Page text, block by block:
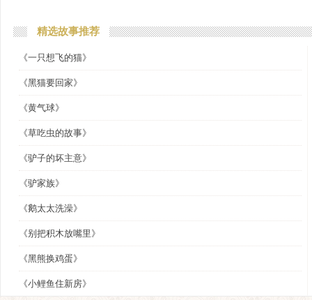
精选故事推荐
《一只想飞的猫》
《黑猫要回家》
《黄气球》
《草吃虫的故事》
《驴子的坏主意》
《驴家族》
《鹅太太洗澡》
《别把积木放嘴里》
《黑熊换鸡蛋》
《小鲤鱼住新房》